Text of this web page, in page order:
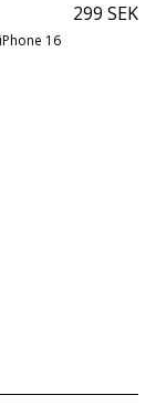
16
299 SEK